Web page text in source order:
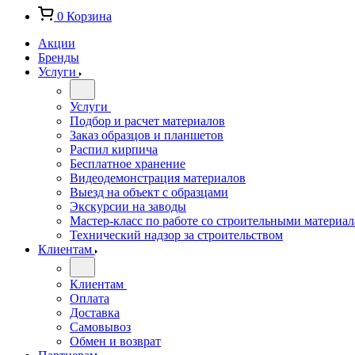
0 Корзина
Акции
Бренды
Услуги
Услуги
Подбор и расчет материалов
Заказ образцов и планшетов
Распил кирпича
Бесплатное хранение
Видеодемонстрация материалов
Выезд на объект с образцами
Экскурсии на заводы
Мастер-класс по работе со строительными
Технический надзор за строительством
Клиентам
Клиентам
Оплата
Доставка
Самовывоз
Обмен и возврат